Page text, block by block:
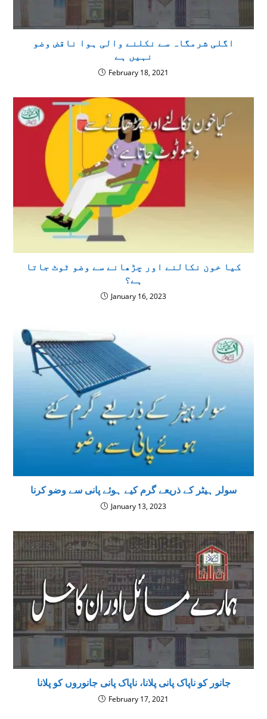
اگلی شرمگاہ سے نکلنے والی ہوا ناقض وضو
نہیں ہے
February 18, 2021
كيا خون نکالنے اور چڑھانے سے وضو ٹوٹ جاتا
ہے؟
January 16, 2023
سولر ہیٹر کے ذریعے گرم کیے ہوئے پانی سے وضو کرنا
January 13, 2023
جانور کو ناپاک پانی پلانا، ناپاک پانی جانوروں کو پلانا
February 17, 2021